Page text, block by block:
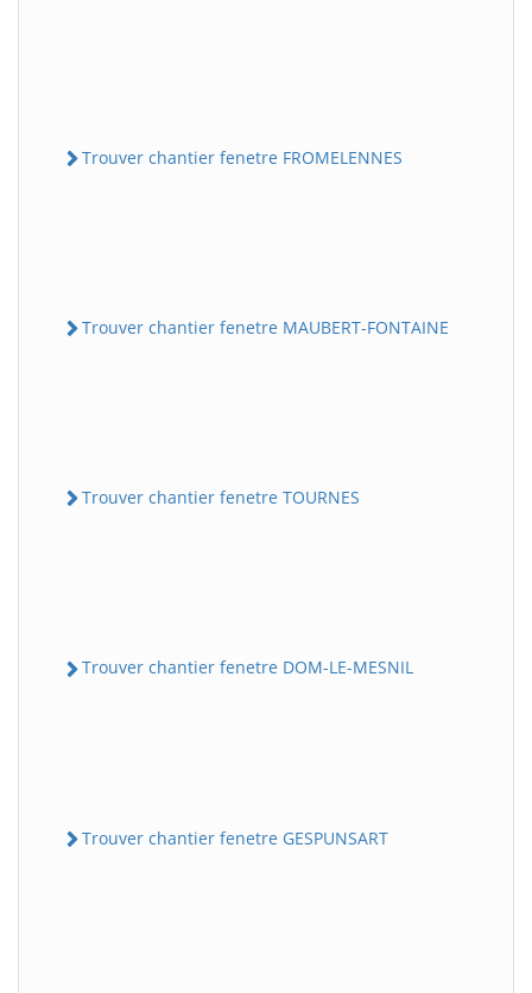
Trouver chantier fenetre FROMELENNES
Trouver chantier fenetre MAUBERT-FONTAINE
Trouver chantier fenetre TOURNES
Trouver chantier fenetre DOM-LE-MESNIL
Trouver chantier fenetre GESPUNSART